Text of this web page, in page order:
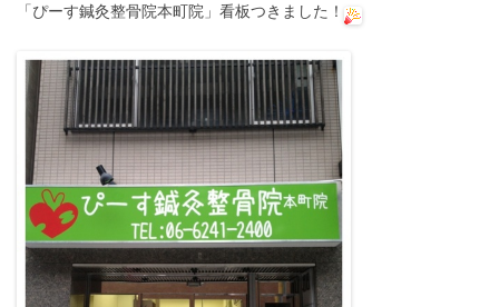
「ぴーす鍼灸整骨院本町院」看板つきました！